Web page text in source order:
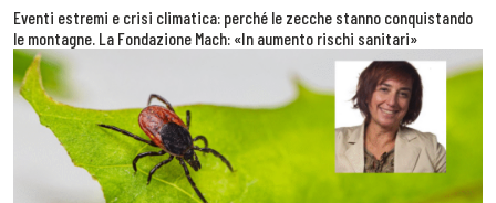
Eventi estremi e crisi climatica: perché le zecche stanno conquistando
le montagne. La Fondazione Mach: «In aumento rischi sanitari»